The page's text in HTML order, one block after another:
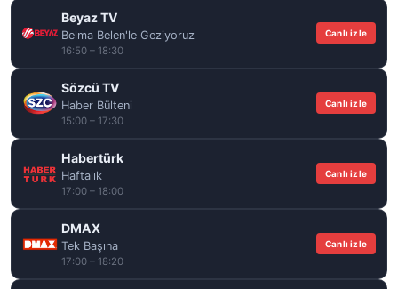
Beyaz TV
Belma Belen'le Geziyoruz
16:50 – 18:30
Canlı izle
Sözcü TV
Haber Bülteni
15:00 – 17:30
Canlı izle
Habertürk
Haftalık
17:00 – 18:00
Canlı izle
DMAX
Tek Başına
17:00 – 18:20
Canlı izle